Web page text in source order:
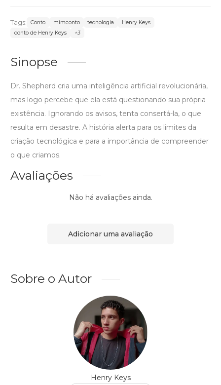
Tags: Conto mimconto tecnologia
Henry Keys
conto de Henry Keys
+3
Sinopse
Dr. Shepherd cria uma inteligência artificial revolucionária,
mas logo percebe que ela está questionando sua própria
existência. Ignorando os avisos, tenta consertá-la, o que
resulta em desastre. A história alerta para os limites da
criação tecnológica e para a importância de compreender
o que criamos.
Avaliações
Não há avaliações ainda.
Adicionar uma avaliação
Sobre o Autor
Henry Keys